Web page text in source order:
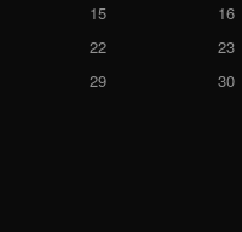
15 16
22 23
29
30